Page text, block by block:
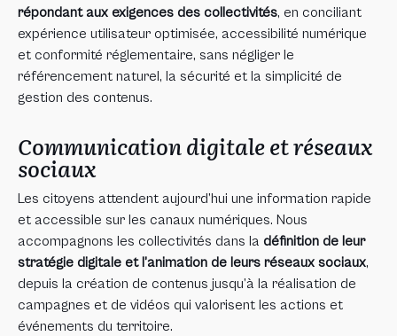
répondant aux exigences des collectivités, en conciliant
expérience utilisateur optimisée, accessibilité numérique
et conformité réglementaire, sans négliger le
référencement naturel, la sécurité et la simplicité de
gestion des contenus.
Communication digitale et réseaux
sociaux
Les citoyens attendent aujourd’hui une information rapide
et accessible sur les canaux numériques. Nous
accompagnons les collectivités dans la définition de leur
stratégie digitale et l’animation de leurs réseaux sociaux,
depuis la création de contenus jusqu’à la réalisation de
campagnes et de vidéos qui valorisent les actions et
événements du territoire.